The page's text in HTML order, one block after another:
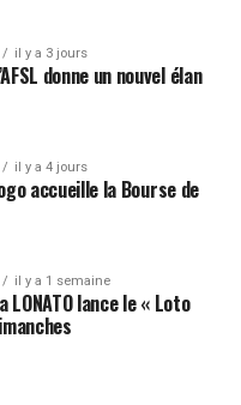
il y a 3 jours
donne un nouvel élan
il y a 4 jours
accueille la Bourse de
il y a 1 semaine
lance le « Loto